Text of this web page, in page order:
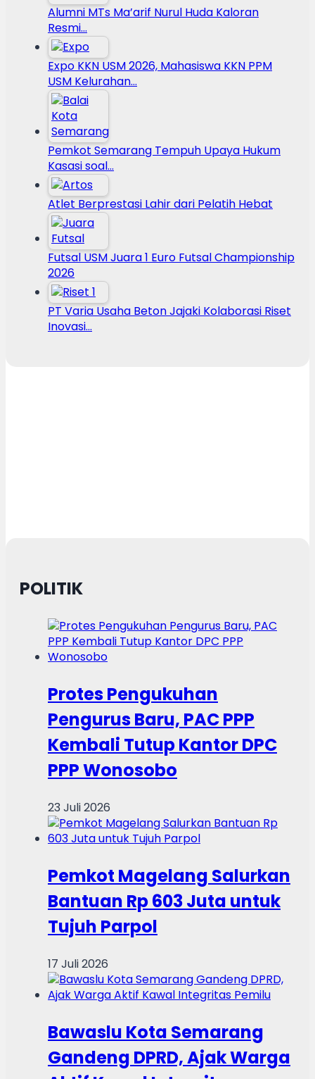
Alumni MTs Ma’arif Nurul Huda Kaloran
Resmi…
Expo KKN USM 2026, Mahasiswa KKN PPM
USM Kelurahan…
Pemkot Semarang Tempuh Upaya Hukum
Kasasi soal…
Atlet Berprestasi Lahir dari Pelatih Hebat
Futsal USM Juara 1 Euro Futsal Championship
2026
PT Varia Usaha Beton Jajaki Kolaborasi Riset
Inovasi…
POLITIK
Protes Pengukuhan
Pengurus Baru, PAC PPP
Kembali Tutup Kantor DPC
PPP Wonosobo
23 Juli 2026
Pemkot Magelang Salurkan
Bantuan Rp 603 Juta untuk
Tujuh Parpol
17 Juli 2026
Bawaslu Kota Semarang
Gandeng DPRD, Ajak Warga